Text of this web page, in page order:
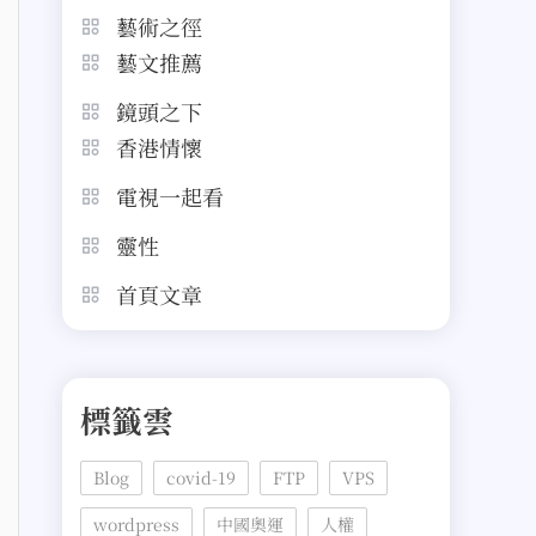
藝術之徑
藝文推薦
鏡頭之下
香港情懷
電視一起看
靈性
首頁文章
標籤雲
Blog covid-19 FTP
VPS
wordpress
中國奧運
人權